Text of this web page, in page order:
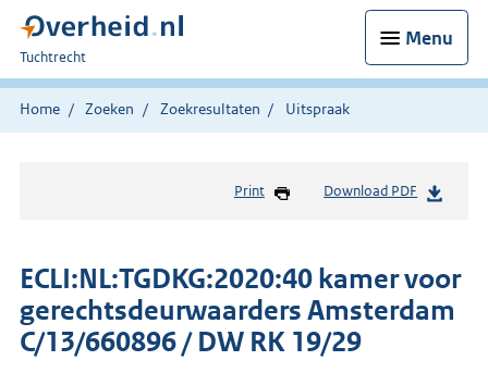
Menu
U
bent
hier:
Tuchtrecht
Home Zoeken Zoekresultaten Uitspraak
Print Download PDF
ECLI:NL:TGDKG:2020:40 kamer voor
gerechtsdeurwaarders Amsterdam
C/13/660896 / DW RK 19/29